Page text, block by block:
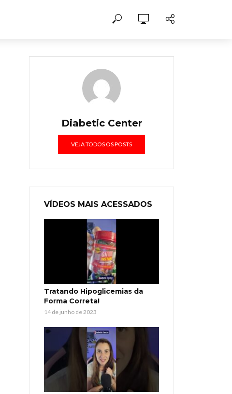
Diabetic Center
VEJA TODOS OS POSTS
VÍDEOS MAIS ACESSADOS
Tratando Hipoglicemias da
Forma Correta!
14 de junho de 2023